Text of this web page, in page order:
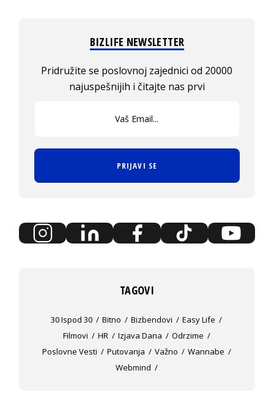
BIZLIFE NEWSLETTER
Pridružite se poslovnoj zajednici od 20000
najuspešnijih i čitajte nas prvi
PRIJAVI SE
TAGOVI
30 Ispod 30 Bitno Bizbendovi
Easy Life
Filmovi
HR Izjava Dana
Odrzime
Poslovne Vesti
Putovanja Važno
Wannabe
Webmind